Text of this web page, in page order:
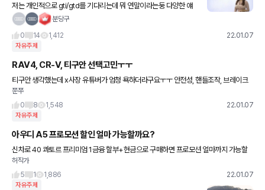
저는 개인적으로 gti/gtd를 기다리는데 뭐 연말이라는둥 다양한 얘
기가 있더라구요... 아시는분..?
분당구
0
14 1,412 22.01.07
자유주제
RAV4, CR-V, 티구안 선택고민ㅜㅜ
티구안 생각했는데 x사장 유튜버가 엄청 욕하더라구요ㅜㅜ 안전성, 핸들조작, 브레이크
엑셀위치등 티구안 정말 별론가요?ㅜㅜ 그리고 rav4 차 크기는 투싼. 스포티지와 거의 흡
사한가요?
쭌쭈
0
8 1,548 22.01.07
자유주제
아우디 A5 프로모션 할인 얼마 가능할까요?
신차로 40 콰토르 프리미엄 1금융 할부+현금으로 구매하면 프로모션 얼마까지 가능할
까요? 요즘 아우디 할인 많이 한다고 해서
허작가
5
1 1,886 22.01.07
자유주제